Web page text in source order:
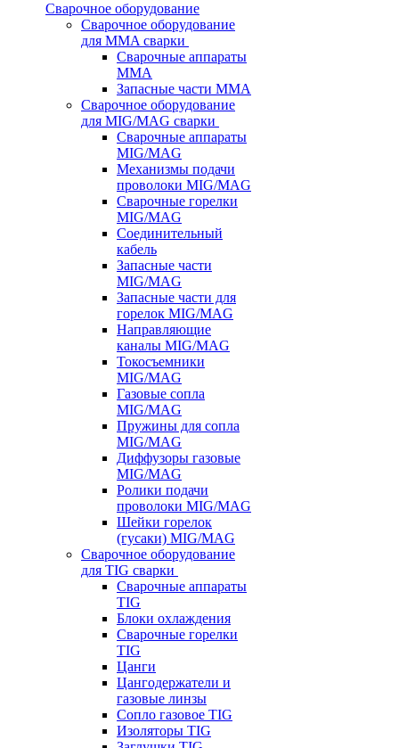
Сварочное оборудование
Сварочное оборудование
для MMA сварки
Сварочные аппараты
MMA
Запасные части MMA
Сварочное оборудование
для MIG/MAG сварки
Сварочные аппараты
MIG/MAG
Механизмы подачи
проволоки MIG/MAG
Сварочные горелки
MIG/MAG
Соединительный
кабель
Запасные части
MIG/MAG
Запасные части для
горелок MIG/MAG
Направляющие
каналы MIG/MAG
Токосъемники
MIG/MAG
Газовые сопла
MIG/MAG
Пружины для сопла
MIG/MAG
Диффузоры газовые
MIG/MAG
Ролики подачи
проволоки MIG/MAG
Шейки горелок
(гусаки) MIG/MAG
Сварочное оборудование
для TIG сварки
Сварочные аппараты
TIG
Блоки охлаждения
Сварочные горелки
TIG
Цанги
Цангодержатели и
газовые линзы
Сопло газовое TIG
Изоляторы TIG